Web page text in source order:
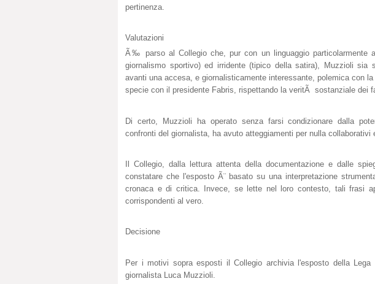
pertinenza.
Valutazioni
Ã‰ parso al Collegio che, pur con un linguaggio particolarmente
giornalismo sportivo) ed irridente (tipico della satira), Muzzioli sia
avanti una accesa, e giornalisticamente interessante, polemica con
specie con il presidente Fabris, rispettando la veritÃ sostanziale dei
Di certo, Muzzioli ha operato senza farsi condizionare dalla
confronti del giornalista, ha avuto atteggiamenti per nulla collaborativi
Il Collegio, dalla lettura attenta della documentazione e dalle
constatare che l'esposto Ã¨ basato su una interpretazione
cronaca e di critica. Invece, se lette nel loro contesto, tali frasi
corrispondenti al vero.
Decisione
Per i motivi sopra esposti il Collegio archivia l'esposto della
giornalista Luca Muzzioli.